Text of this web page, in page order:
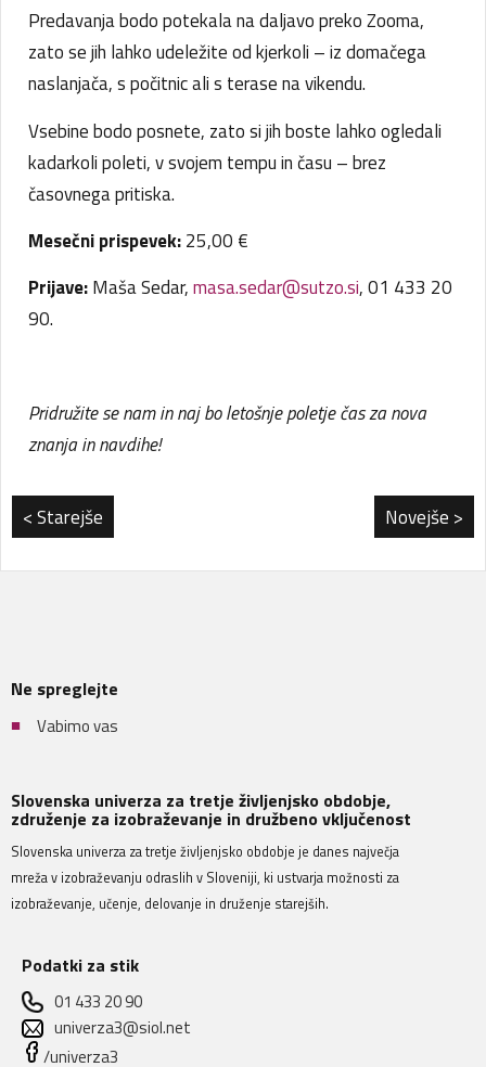
Predavanja bodo potekala na daljavo preko Zooma,
zato se jih lahko udeležite od kjerkoli – iz domačega
naslanjača, s počitnic ali s terase na vikendu.
Vsebine bodo posnete, zato si jih boste lahko ogledali
kadarkoli poleti, v svojem tempu in času – brez
časovnega pritiska.
Mesečni prispevek:25,00 €
Prijave:Maša Sedar,masa.sedar@sutzo.si, 01 433 20
90.
Pridružite se nam in naj bo letošnje poletje čas za nova
znanja in navdihe!
< Starejše Novejše >
Ne spreglejte
Vabimo vas
Slovenska univerza za tretje življenjsko obdobje,
združenje za izobraževanje in družbeno vključenost
Slovenska univerza za tretje življenjsko obdobje je danes največja
mreža v izobraževanju odraslih v Sloveniji, ki ustvarja možnosti za
izobraževanje, učenje, delovanje in druženje starejših.
Podatki za stik
01 433 20 90
univerza3@siol.net
/univerza3